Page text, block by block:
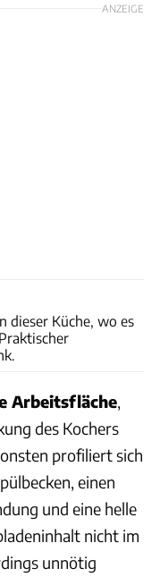
ANZEIGE
dieser Küche, wo es
Arbeitsfläche,
des Kochers
profiliert sich
einen
und eine helle
nicht im
unnötig